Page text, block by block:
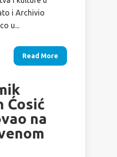
i Archivio
u...
Read More
Ćosić
na